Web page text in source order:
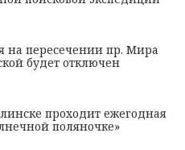
на пересечении пр. Мира
будет отключен
проходит ежегодная
поляночке»